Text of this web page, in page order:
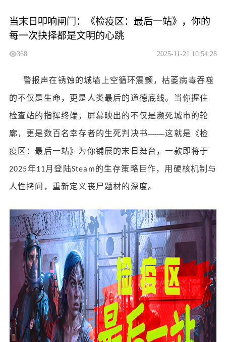
当末日叩响闸门：《检疫区：最后一站》，你的
每一次抉择都是文明的心跳
368 2025-11-21 10:54:28
警报声在锈蚀的城墙上空循环震颤，枯萎病毒吞噬
的不仅是生命，更是人类最后的道德底线。当你握住
检查站的指挥终端，屏幕映出的不仅是濒死城市的轮
廓，更是数百名幸存者的生死判决书——这就是《检
疫区：最后一站》为你铺展的末日舞台，一款即将于
2025年11月登陆Steam的生存策略巨作，用硬核机制与
人性拷问，重新定义丧尸题材的深度。